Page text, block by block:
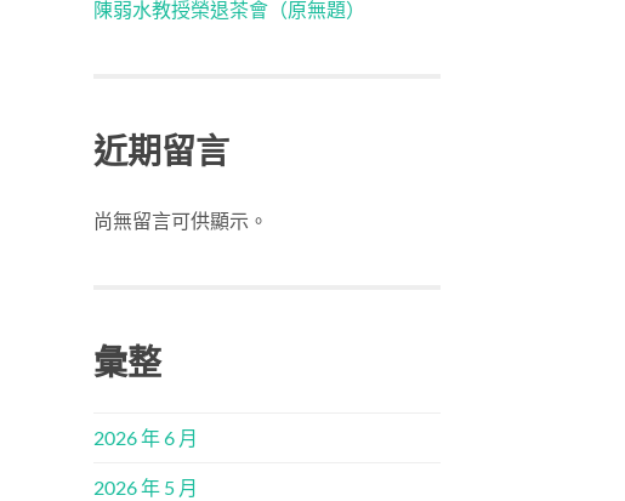
陳弱水教授榮退茶會（原無題）
近期留言
尚無留言可供顯示。
彙整
2026 年 6 月
2026 年 5 月